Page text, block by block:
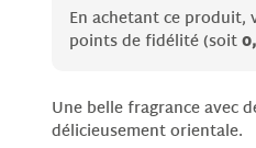
En achetant ce produit,
points de fidélité (soit
Une belle fragrance avec
délicieusement orientale.